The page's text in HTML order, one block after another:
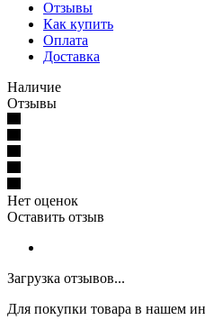
Отзывы
Как купить
Оплата
Доставка
Наличие
Отзывы
Нет оценок
Оставить отзыв
Загрузка отзывов...
Для покупки товара в нашем